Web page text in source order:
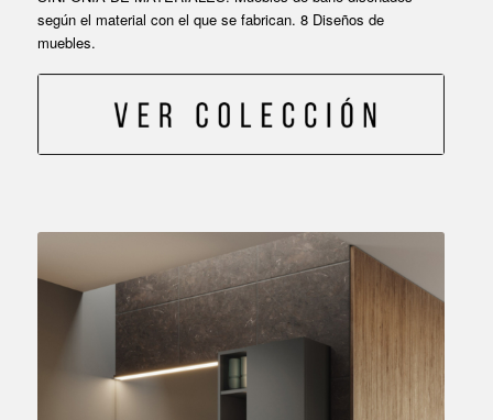
según el material con el que se fabrican. 8 Diseños de
muebles.